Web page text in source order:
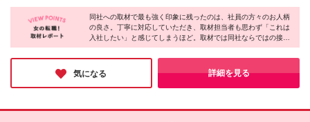
ます。 ※試用期間6ヵ月あり（給与・待遇は本採用時
と変わりなし） ※残業が発生した場合、時間外手当と
して全額支給いたします。
沖縄 ◆下記のショップでは2名以上の積極採用を行っ
ています ・グランデュオ蒲田店 東京都大田区西蒲
田7-68-1 ・東武百貨店船橋店 千葉県船橋市本町7-1-
1 ・MONA新浦安店 千葉県浦安市入船1-5-1 ・イオ
ンスタイル和歌山店 和歌山県和歌山市ふじと台23番
地 ・大和香林坊店 石川県金沢市香林坊1-1-1 ・ゆめ
タウン徳島 徳島県板野郡藍住町奥野東中須88‐1 ・
同社への取材で最も強く印象に残ったのは、社員の方々のお人柄
の良さ。丁寧に対応していただき、取材担当者も思わず「これは
入社したい」と感じてしまうほど。取材では同社ならではの接客
の醍醐味や制度面の豊富さなど、沢山のお話をお伺いできまし
た。取材後の和気あいあいとした様子からも、みなさんが生き生
きと働いていることがよく分かりました。
気になる 詳細を見る